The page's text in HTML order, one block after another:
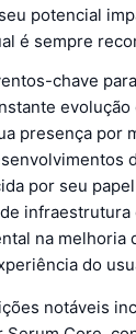
potencial
é sempre
chave
presença por
por seu
infraestrutura
na melhoria
do
notáveis